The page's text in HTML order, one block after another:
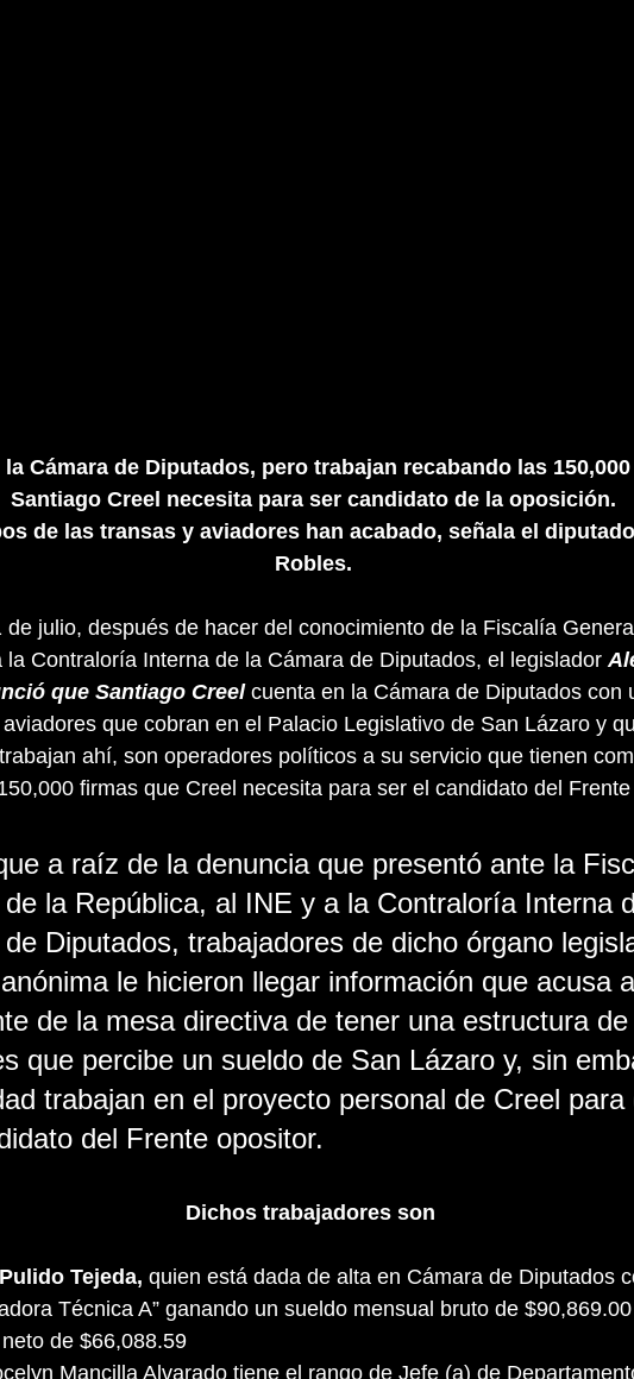
la Cámara de Diputados, pero trabajan recabando las
Santiago Creel necesita para ser candidato de la oposición.
de las transas y aviadores han acabado, señala el
Robles.
de julio, después de hacer del conocimiento de la Fiscalía
la Contraloría Interna de la Cámara de Diputados, el legislador
que Santiago Creel cuenta en la Cámara de Diputados con
que cobran en el Palacio Legislativo de San Lázaro y
ahí, son operadores políticos a su servicio que tienen
firmas que Creel necesita para ser el candidato del
a raíz de la denuncia que presentó ante la
la República, al INE y a la Contraloría Interna
Diputados, trabajadores de dicho órgano
le hicieron llegar información que acusa
de la mesa directiva de tener una estructura de
que percibe un sueldo de San Lázaro y, sin
trabajan en el proyecto personal de Creel para
del Frente opositor.
Dichos trabajadores son
Tejeda, quien está dada de alta en Cámara de Diputados
Técnica A” ganando un sueldo mensual bruto de
de $66,088.59